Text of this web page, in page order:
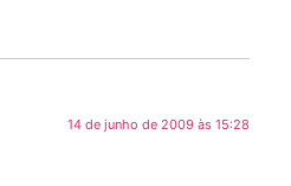
14 de junho de 2009 às 15:28